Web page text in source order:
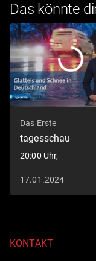
Das könnte
Das Erste
tagesschau
20:00 Uhr,
17.01.2024
KONTAKT